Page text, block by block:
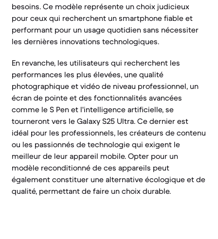
besoins. Ce modèle représente un choix judicieux
pour ceux qui recherchent un smartphone fiable et
performant pour un usage quotidien sans nécessiter
les dernières innovations technologiques.
En revanche, les utilisateurs qui recherchent les
performances les plus élevées, une qualité
photographique et vidéo de niveau professionnel, un
écran de pointe et des fonctionnalités avancées
comme le S Pen et l'intelligence artificielle, se
tourneront vers le Galaxy S25 Ultra. Ce dernier est
idéal pour les professionnels, les créateurs de contenu
ou les passionnés de technologie qui exigent le
meilleur de leur appareil mobile. Opter pour un
modèle reconditionné de ces appareils peut
également constituer une alternative écologique et de
qualité, permettant de faire un choix durable.